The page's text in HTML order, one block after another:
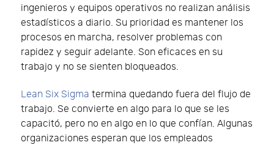
ingenieros y equipos operativos no realizan análisis
estadísticos a diario. Su prioridad es mantener los
procesos en marcha, resolver problemas con
rapidez y seguir adelante. Son eficaces en su
trabajo y no se sienten bloqueados.
Lean Six Sigma termina quedando fuera del flujo de
trabajo. Se convierte en algo para lo que se les
capacitó, pero no en algo en lo que confían. Algunas
organizaciones esperan que los empleados